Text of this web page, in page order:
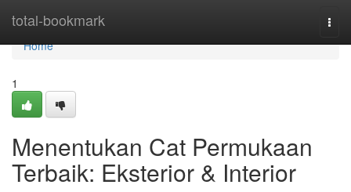
total-bookmark
Home
Home
1
Menentukan Cat Permukaan
Terbaik: Eksterior & Interior